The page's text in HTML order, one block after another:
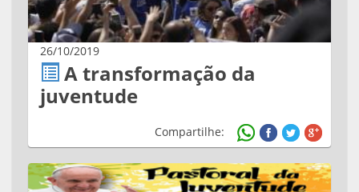
26/10/2019
A transformação da
juventude
Compartilhe: